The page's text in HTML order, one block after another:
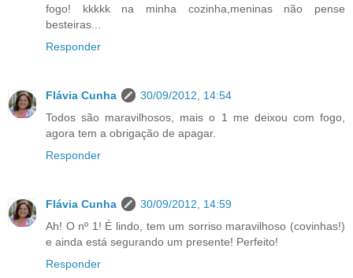
fogo! kkkkk na minha cozinha,meninas não pense
besteiras...
Responder
Flávia Cunha
30/09/2012, 14:54
Todos são maravilhosos, mais o 1 me deixou com fogo,
agora tem a obrigação de apagar.
Responder
Flávia Cunha
30/09/2012, 14:59
Ah! O nº 1! É lindo, tem um sorriso maravilhoso (covinhas!)
e ainda está segurando um presente! Perfeito!
Responder